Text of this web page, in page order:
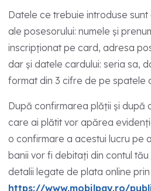
Datele ce trebuie introduse
ale posesorului: numele și
inscripționat pe card, adresa
dar și datele cardului: seria sa,
format din 3 cifre de pe spatele
După confirmarea plății și după
care ai plătit vor apărea
o confirmare a acestui lucru pe
banii vor fi debitați din contul tău
detalii legate de plata online
https://www.mobilpay.ro/